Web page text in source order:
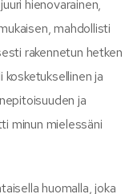
hienovarainen,
mahdollisti
rakennetun hetken
ja
ja
minun mielessäni
huomalla, joka